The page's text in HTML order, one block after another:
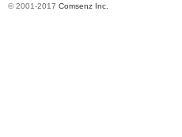
© 2001-2017 Comsenz Inc.